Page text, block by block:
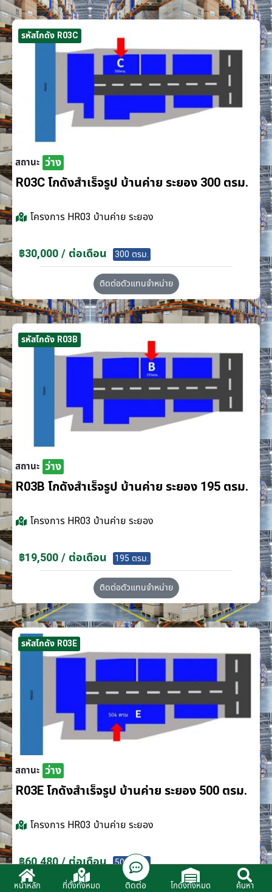
รหัสโกดัง R03C
สถานะ ว่าง
R03C โกดังสำเร็จรูป บ้านค่าย ระยอง 300 ตรม.
โครงการ HR03 บ้านค่าย ระยอง
฿30,000 / ต่อเดือน 300 ตรม.
ติดต่อตัวแทนจำหน่าย
รหัสโกดัง R03B
สถานะ ว่าง
R03B โกดังสำเร็จรูป บ้านค่าย ระยอง 195 ตรม.
โครงการ HR03 บ้านค่าย ระยอง
฿19,500 / ต่อเดือน 195 ตรม.
ติดต่อตัวแทนจำหน่าย
รหัสโกดัง R03E
สถานะ ว่าง
R03E โกดังสำเร็จรูป บ้านค่าย ระยอง 500 ตรม.
โครงการ HR03 บ้านค่าย ระยอง
฿60,480 / ต่อเดือน 500 ตรม.
หน้าหลัก ที่ตั้งทั้งหมด ติดต่อ โกดังทั้งหมด ค้นหา